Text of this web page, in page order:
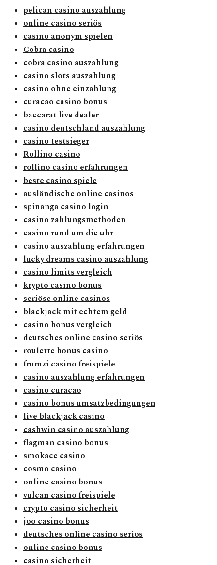
pelican casino auszahlung
online casino seriös
casino anonym spielen
Cobra casino
cobra casino auszahlung
casino slots auszahlung
casino ohne einzahlung
curacao casino bonus
baccarat live dealer
casino deutschland auszahlung
casino testsieger
Rollino casino
rollino casino erfahrungen
beste casino spiele
ausländische online casinos
spinanga casino login
casino zahlungsmethoden
casino rund um die uhr
casino auszahlung erfahrungen
lucky dreams casino auszahlung
casino limits vergleich
krypto casino bonus
seriöse online casinos
blackjack mit echtem geld
casino bonus vergleich
deutsches online casino seriös
roulette bonus casino
frumzi casino freispiele
casino auszahlung erfahrungen
casino curacao
casino bonus umsatzbedingungen
live blackjack casino
cashwin casino auszahlung
flagman casino bonus
smokace casino
cosmo casino
online casino bonus
vulcan casino freispiele
crypto casino sicherheit
joo casino bonus
deutsches online casino seriös
online casino bonus
casino sicherheit